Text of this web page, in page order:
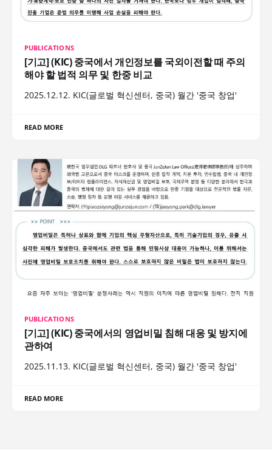
PUBLICATIONS
[기고] (KIC) 중국에서 개인정보를 국외이전할 때 주의
해야 할 법적 의무 및 한중 비교
2025.12.12. KIC(글로벌 혁신센터, 중국) 월간 '중국 창업'
READ MORE
PUBLICATIONS
[기고] (KIC) 중국에서의 영업비밀 침해 대응 및 방지에
관하여
2025.11.13. KIC(글로벌 혁신센터, 중국) 월간 '중국 창업'
READ MORE